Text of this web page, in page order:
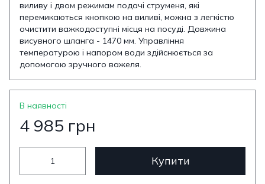
виливу і двом режимам подачі струменя, які
перемикаються кнопкою на виливі, можна з легкістю
очистити важкодоступні місця на посуді. Довжина
висувного шланга - 1470 мм. Управління
температурою і напором води здійснюється за
допомогою зручного важеля.
В наявності
4 985 грн
Купити